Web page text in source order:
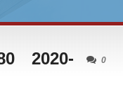
0
2020-